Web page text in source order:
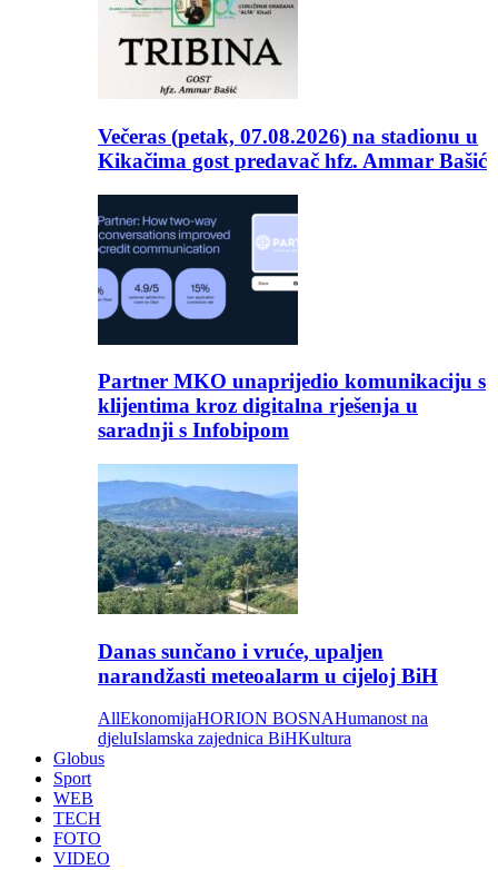
Večeras (petak, 07.08.2026) na stadionu u
Kikačima gost predavač hfz. Ammar Bašić
Partner MKO unaprijedio komunikaciju s
klijentima kroz digitalna rješenja u
saradnji s Infobipom
Danas sunčano i vruće, upaljen
narandžasti meteoalarm u cijeloj BiH
AllEkonomijaHORION BOSNAHumanost na
djeluIslamska zajednica BiHKultura
Globus
Sport
WEB
TECH
FOTO
VIDEO